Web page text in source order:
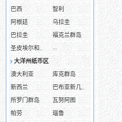
巴西
智利
阿根廷
乌拉圭
巴拉圭
福克兰群岛
圣皮埃尔和..
...
大洋州纸币区
澳大利亚
库克群岛
新西兰
巴布亚新几..
所罗门群岛
瓦努阿图
帕劳
瑙鲁